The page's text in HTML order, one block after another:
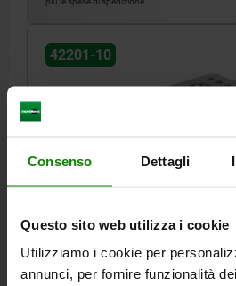
Consenso Dettagli
Questo sito web utilizza i cookie
Utilizziamo i cookie per
annunci, per fornire funzionalità
42201-10
FORMA:B, H=150, L=162,5,
LUNGHEZZA=162,5 ALTEZZA=150